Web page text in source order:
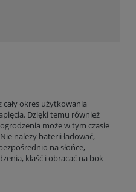
cały okres użytkowania
Dzięki temu również
może w tym czasie
należy baterii ładować,
na słońce,
kłaść i obracać na bok